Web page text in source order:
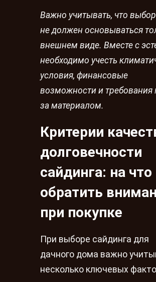
Важно учитывать, что
не должен основываться
внешнем виде. Вместе с
необходимо учесть
условия, финансовые
возможности и требования
за материалом.
Критерии
долговечности
сайдинга: на что
обратить
при покупке
При выборе сайдинга для
дачного дома важно
несколько ключевых